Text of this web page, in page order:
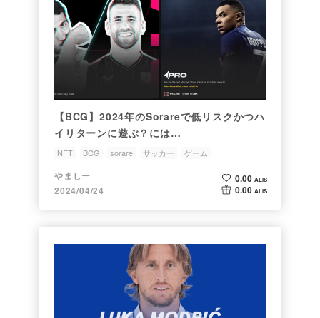
【BCG】2024年のSorareで低リスクかつハ
イリターンに遊ぶ？には…
NFT BCG sorare サッカー ゲーム
やましー
2024/04/24
0.00 ALIS
0.00 ALIS